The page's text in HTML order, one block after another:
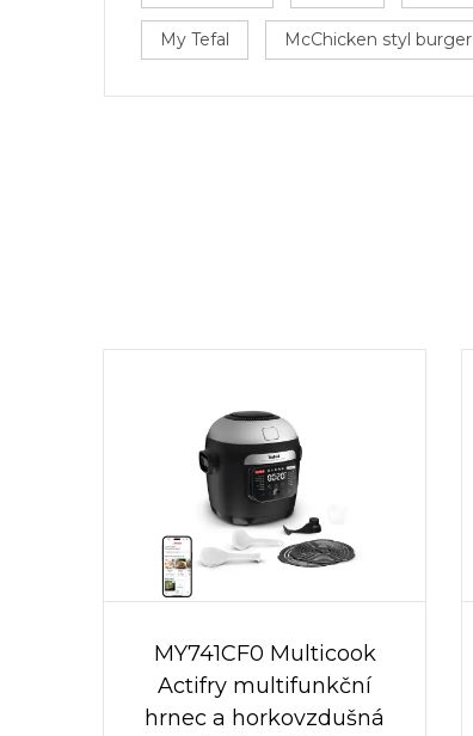
My Tefal McChicken styl burger
MY741CF0 Multicook
Actifry multifunkční
hrnec a horkovzdušná